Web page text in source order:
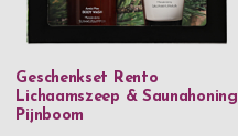
Geschenkset Rento
Lichaamszeep & Saunahoning
Pijnboom